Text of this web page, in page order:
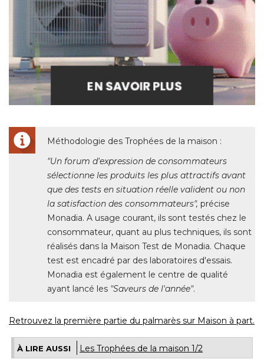
Méthodologie des Trophées de la maison :
"Un forum d'expression de consommateurs
sélectionne les produits les plus attractifs avant
que des tests en situation réelle valident ou non
la satisfaction des consommateurs", précise
Monadia. A usage courant, ils sont testés chez le
consommateur, quant au plus techniques, ils sont
réalisés dans la Maison Test de Monadia. Chaque
test est encadré par des laboratoires d'essais.
Monadia est également le centre de qualité
ayant lancé les "Saveurs de l'année".
Retrouvez la première partie du palmarès sur Maison à part.
À LIRE AUSSI Les Trophées de la maison 1/2